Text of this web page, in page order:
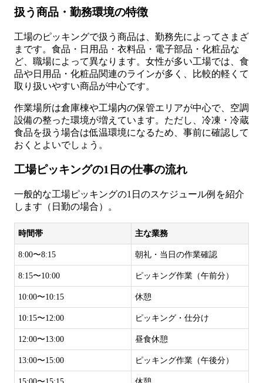
扱う商品・勤務環境の特徴
工場のピッキングで扱う商品は、勤務先によってさまざ
まです。食品・日用品・衣料品・電子部品・化粧品な
ど、職場によって異なります。女性が多い工場では、食
品や日用品・化粧品関連のラインが多く、比較的軽くて
取り扱いやすい商品が中心です。
作業場所は倉庫棟や工場内の保管エリアが中心で、空調
設備の整った環境が増えています。ただし、冷凍・冷蔵
食品を扱う場合は低温環境になるため、事前に確認して
おくとよいでしょう。
工場ピッキングの1日の仕事の流れ
一般的な工場ピッキングの1日のスケジュール例を紹介
します（日勤の場合）。
時間帯 主な業務
8:00〜8:15 朝礼・当日の作業確認
8:15〜10:00 ピッキング作業（午前分）
10:00〜10:15 休憩
10:15〜12:00 ピッキング・仕分け
12:00〜13:00 昼食休憩
13:00〜15:00 ピッキング作業（午後分）